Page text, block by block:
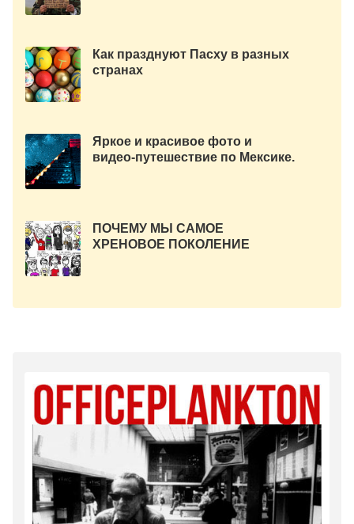
Как празднуют Пасху в разных
странах
Яркое и красивое фото и
видео-путешествие по Мексике.
ПОЧЕМУ МЫ САМОЕ
ХРЕНОВОЕ ПОКОЛЕНИЕ